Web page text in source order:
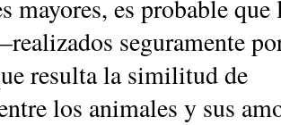
mayores, es probable
seguramente
resulta la similitud de
los animales y sus